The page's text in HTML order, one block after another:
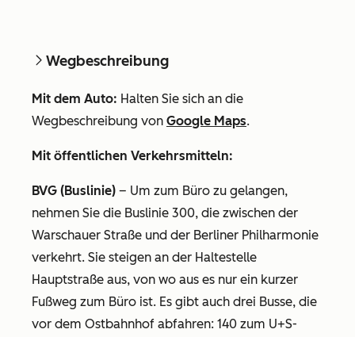
Wegbeschreibung
Mit dem Auto: Halten Sie sich an die
Wegbeschreibung von Google Maps.
Mit öffentlichen Verkehrsmitteln:
BVG (Buslinie) – Um zum Büro zu gelangen,
nehmen Sie die Buslinie 300, die zwischen der
Warschauer Straße und der Berliner Philharmonie
verkehrt. Sie steigen an der Haltestelle
Hauptstraße aus, von wo aus es nur ein kurzer
Fußweg zum Büro ist. Es gibt auch drei Busse, die
vor dem Ostbahnhof abfahren: 140 zum U+S-